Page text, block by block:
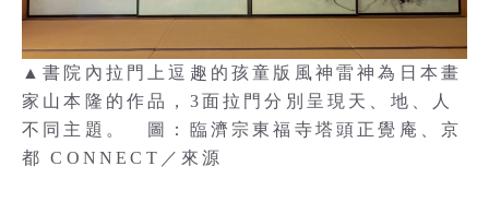
▲書院內拉門上逗趣的孩童版風神雷神為日本畫
家山本隆的作品，3面拉門分別呈現天、地、人
不同主題。 圖：臨濟宗東福寺塔頭正覺庵、京
都 CONNECT／來源